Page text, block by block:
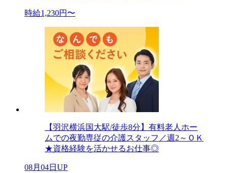
時給1,230円〜
【羽沢横浜国大駅/徒歩8分】有料老人ホー
ムでの夜勤専従の介護スタッフ／週2～ＯＫ
★資格経験を活かせるお仕事◎
08月04日UP